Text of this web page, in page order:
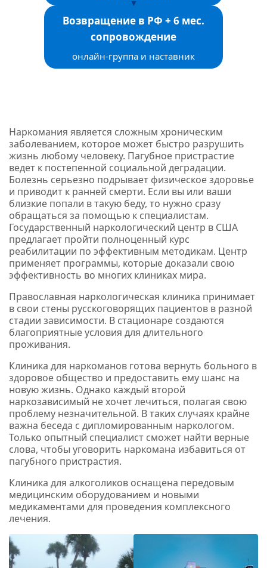
Возвращение в РФ + 6 мес.
сопровождение
онлайн-группа и наставник
Наркомания является сложным хроническим
заболеванием, которое может быстро разрушить
жизнь любому человеку. Пагубное пристрастие
ведет к постепенной социальной деградации.
Болезнь серьезно подрывает физическое здоровье
и приводит к ранней смерти. Если вы или ваши
близкие попали в такую беду, то нужно сразу
обращаться за помощью к специалистам.
Государственный наркологический центр в США
предлагает пройти полноценный курс
реабилитации по эффективным методикам. Центр
применяет программы, которые доказали свою
эффективность во многих клиниках мира.
Православная наркологическая клиника принимает
в свои стены русскоговорящих пациентов в разной
стадии зависимости. В стационаре создаются
благоприятные условия для длительного
проживания.
Клиника для наркоманов готова вернуть больного в
здоровое общество и предоставить ему шанс на
новую жизнь. Однако каждый второй
наркозависимый не хочет лечиться, полагая свою
проблему незначительной. В таких случаях крайне
важна беседа с дипломированным наркологом.
Только опытный специалист сможет найти верные
слова, чтобы уговорить наркомана избавиться от
пагубного пристрастия.
Клиника для алкоголиков оснащена передовым
медицинским оборудованием и новыми
медикаментами для проведения комплексного
лечения.